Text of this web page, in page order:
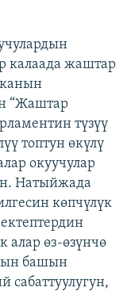
калаада жаштар
“Жаштар
түзүү
топтун өкүлү
окуучулар
Натыйжада
көпчүлүк
алар өз-өзүнчө
башын
сабаттуулугун,